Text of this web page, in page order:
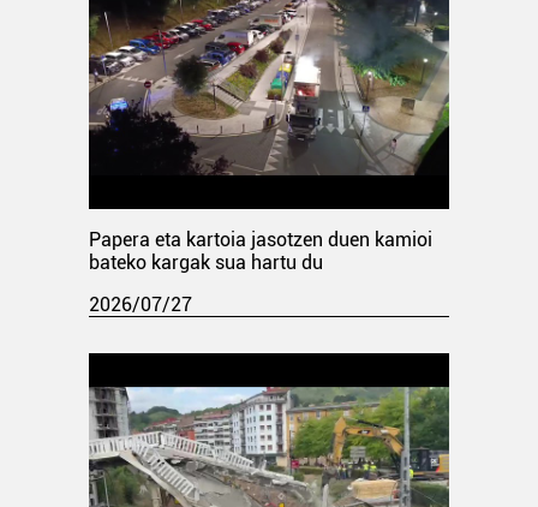
Papera eta kartoia jasotzen duen kamioi
bateko kargak sua hartu du
2026/07/27